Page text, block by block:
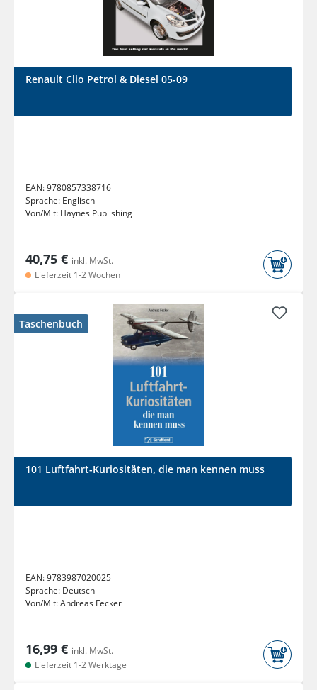
Renault Clio Petrol & Diesel 05-09
EAN:9780857338716
Sprache: Englisch
Von/Mit: Haynes Publishing
40,75 € inkl. MwSt.
Lieferzeit 1-2 Wochen
Taschenbuch
101 Luftfahrt-Kuriositäten, die man kennen muss
EAN:9783987020025
Sprache: Deutsch
Von/Mit:Andreas Fecker
16,99 € inkl. MwSt.
Lieferzeit 1-2 Werktage